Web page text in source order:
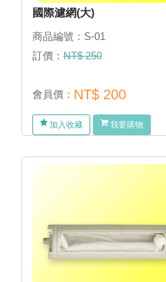
國際濾網(大)
商品編號：S-01
訂價：NT$ 250
會員價： NT$ 200
加入收藏 我要購物